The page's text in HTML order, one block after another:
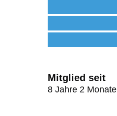
Mitglied seit
8 Jahre 2 Monate